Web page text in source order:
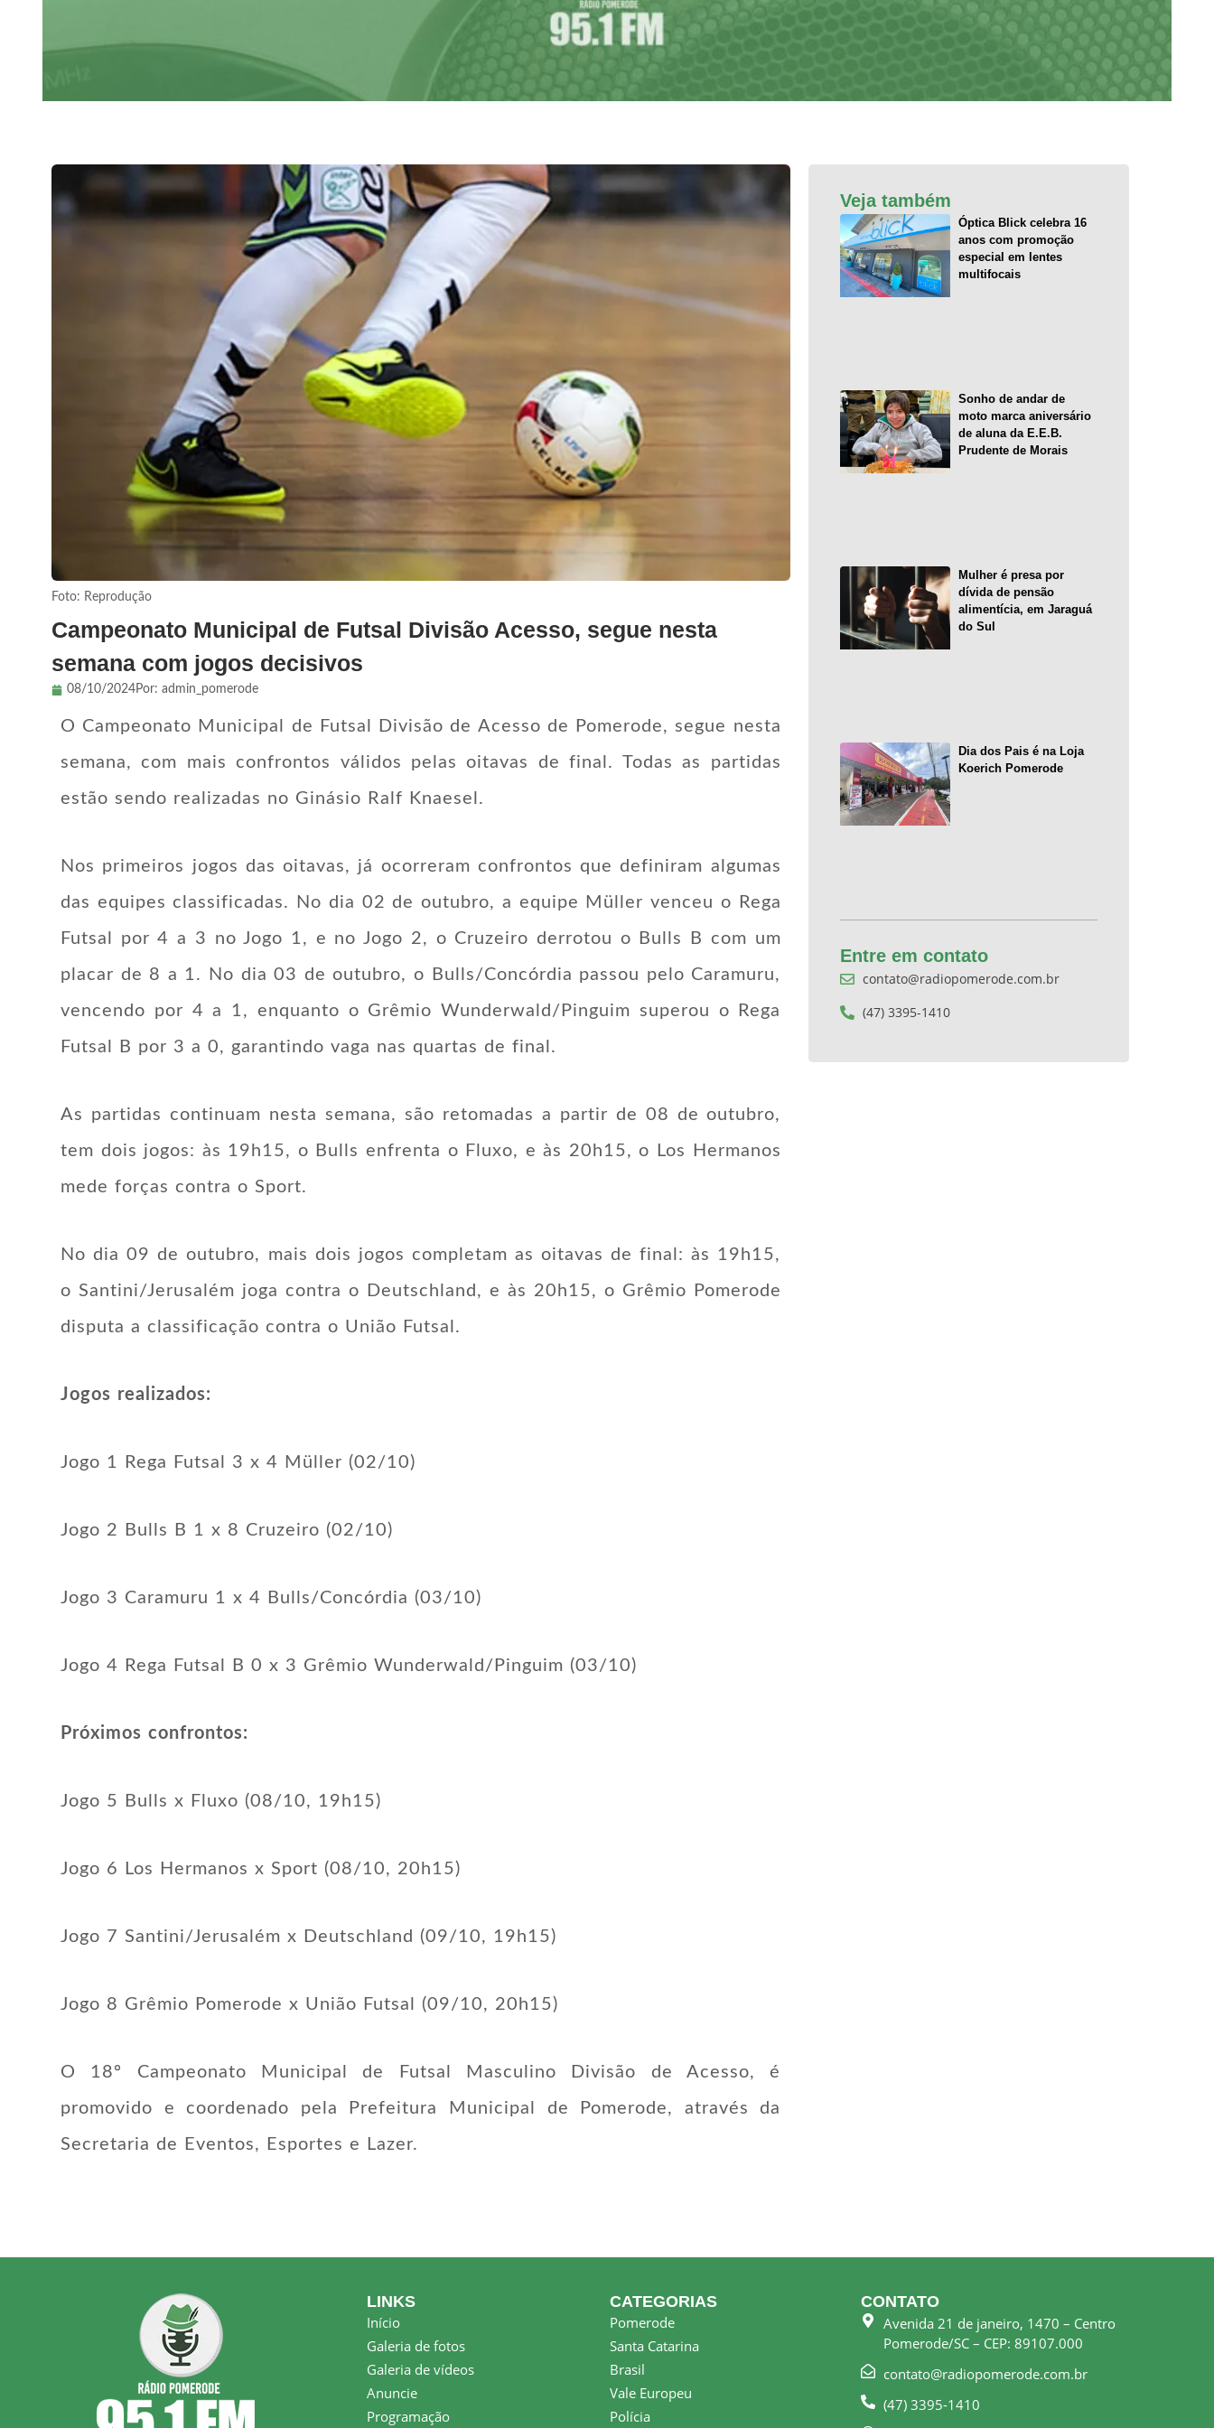
Foto: Reprodução
Campeonato Municipal de Futsal Divisão Acesso, segue nesta
semana com jogos decisivos
08/10/2024Por: admin_pomerode
O Campeonato Municipal de Futsal Divisão de Acesso de Pomerode, segue nesta
semana, com mais confrontos válidos pelas oitavas de final. Todas as partidas
estão sendo realizadas no Ginásio Ralf Knaesel.
Nos primeiros jogos das oitavas, já ocorreram confrontos que definiram algumas
das equipes classificadas. No dia 02 de outubro, a equipe Müller venceu o Rega
Futsal por 4 a 3 no Jogo 1, e no Jogo 2, o Cruzeiro derrotou o Bulls B com um
placar de 8 a 1. No dia 03 de outubro, o Bulls/Concórdia passou pelo Caramuru,
vencendo por 4 a 1, enquanto o Grêmio Wunderwald/Pinguim superou o Rega
Futsal B por 3 a 0, garantindo vaga nas quartas de final.
As partidas continuam nesta semana, são retomadas a partir de 08 de outubro,
tem dois jogos: às 19h15, o Bulls enfrenta o Fluxo, e às 20h15, o Los Hermanos
mede forças contra o Sport.
No dia 09 de outubro, mais dois jogos completam as oitavas de final: às 19h15,
o Santini/Jerusalém joga contra o Deutschland, e às 20h15, o Grêmio Pomerode
disputa a classificação contra o União Futsal.
Jogos realizados:
Jogo 1 Rega Futsal 3 x 4 Müller (02/10)
Jogo 2 Bulls B 1 x 8 Cruzeiro (02/10)
Jogo 3 Caramuru 1 x 4 Bulls/Concórdia (03/10)
Jogo 4 Rega Futsal B 0 x 3 Grêmio Wunderwald/Pinguim (03/10)
Próximos confrontos:
Jogo 5 Bulls x Fluxo (08/10, 19h15)
Jogo 6 Los Hermanos x Sport (08/10, 20h15)
Jogo 7 Santini/Jerusalém x Deutschland (09/10, 19h15)
Jogo 8 Grêmio Pomerode x União Futsal (09/10, 20h15)
O 18º Campeonato Municipal de Futsal Masculino Divisão de Acesso, é
promovido e coordenado pela Prefeitura Municipal de Pomerode, através da
Secretaria de Eventos, Esportes e Lazer.
Veja também
Óptica Blick celebra 16
anos com promoção
especial em lentes
multifocais
Sonho de andar de
moto marca aniversário
de aluna da E.E.B.
Prudente de Morais
Mulher é presa por
dívida de pensão
alimentícia, em Jaraguá
do Sul
Dia dos Pais é na Loja
Koerich Pomerode
Entre em contato
contato@radiopomerode.com.br
(47) 3395-1410
LINKS
Início
Galeria de fotos
Galeria de vídeos
Anuncie
Programação
CATEGORIAS
Pomerode
Santa Catarina
Brasil
Vale Europeu
Polícia
CONTATO
Avenida 21 de janeiro, 1470 – Centro
Pomerode/SC – CEP: 89107.000
contato@radiopomerode.com.br
(47) 3395-1410